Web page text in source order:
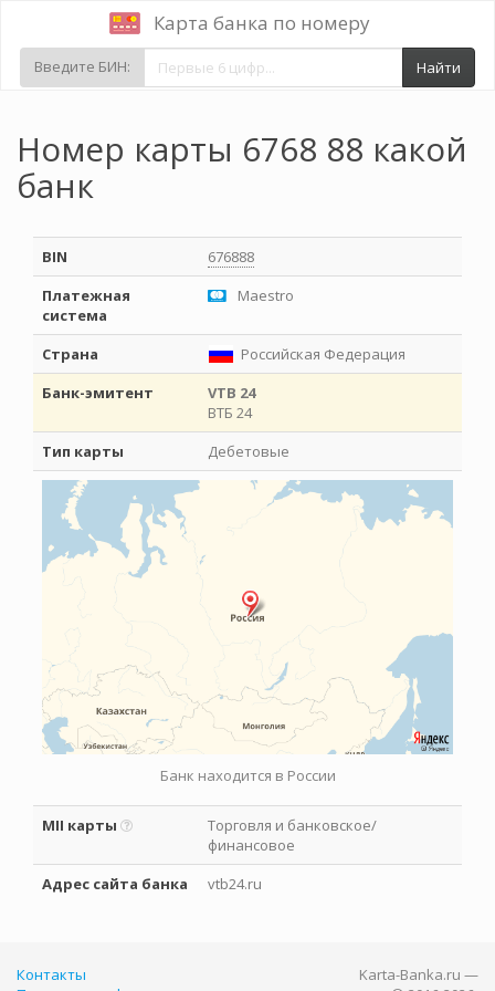
Карта банка по номеру
Введите БИН: Найти
Номер карты 6768 88 какой
банк
BIN
676888
Платежная
система
Maestro
Страна
Российская Федерация
Банк-эмитент
VTB 24
ВТБ 24
Тип карты
Дебетовые
Банк находится в России
MII карты
Торговля и банковское/
финансовое
Адрес сайта банка
vtb24.ru
Контакты
Karta-Banka.ru —